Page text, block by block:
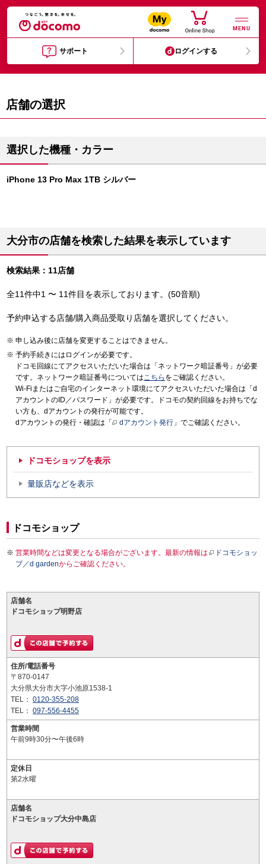
MENU
サポート ログインする
店舗の選択
選択した機種・カラー
iPhone 13 Pro Max 1TB シルバー
大分市の店舗を検索した結果を表示しています
検索結果：11店舗
全11件中1 〜 11件目を表示しております。(50音順)
予約申込する店舗/購入商品受取り店舗を選択してください。
申し込み後に店舗を変更することはできません。
予約手続きにはログインが必要です。
ドコモ回線にてアクセスいただいた場合は「ネットワーク暗証番号」が必要
です。ネットワーク暗証番号についてはこちら をご確認ください。
Wi-Fiまたはご自宅のインターネット環境にてアクセスいただいた場合は「d
アカウントのID／パスワード」が必要です。ドコモの契約回線をお持ちでな
い方も、dアカウントの発行が可能です。
dアカウントの発行・確認は「
dアカウント発行 」でご確認ください。
ドコモショップを表示
量販店などを表示
ドコモショップ
営業時間などは変更となる場合がございます。最新の情報は
ドコモショッ
プ／d gardenからご確認ください。
店舗名
ドコモショップ明野店
住所/電話番号
〒870-0147
大分県大分市大字小池原1538-1
TEL： 0120-355-208
TEL： 097-556-4455
営業時間
午前9時30分〜午後6時
定休日
第2水曜
店舗名
ドコモショップ大分中島店